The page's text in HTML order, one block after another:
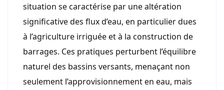
situation se caractérise par une altération
significative des flux d’eau, en particulier dues
à l’agriculture irriguée et à la construction de
barrages. Ces pratiques perturbent l’équilibre
naturel des bassins versants, menaçant non
seulement l’approvisionnement en eau, mais